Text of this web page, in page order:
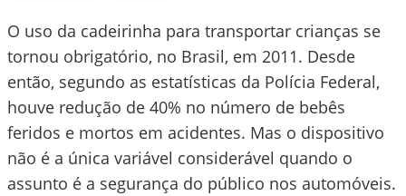
O uso da cadeirinha para transportar crianças se
tornou obrigatório, no Brasil, em 2011. Desde
então, segundo as estatísticas da Polícia Federal,
houve redução de 40% no número de bebês
feridos e mortos em acidentes. Mas o dispositivo
não é a única variável considerável quando o
assunto é a segurança do público nos automóveis.